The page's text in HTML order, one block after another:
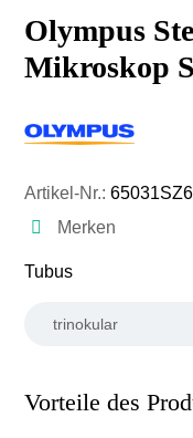
Olympus
Mikroskop
Artikel-Nr.:
Merken
Tubusauswählen
Vorteile des